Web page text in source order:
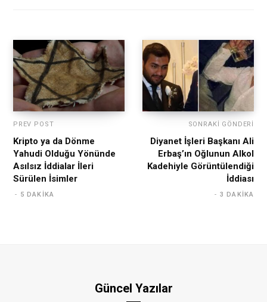
PREV POST
Kripto ya da Dönme
Yahudi Olduğu Yönünde
Asılsız İddialar İleri
Sürülen İsimler
5 DAKIKA
SONRAKI GÖNDERI
Diyanet İşleri Başkanı Ali
Erbaş’ın Oğlunun Alkol
Kadehiyle Görüntülendiği
İddiası
3 DAKIKA
Güncel Yazılar